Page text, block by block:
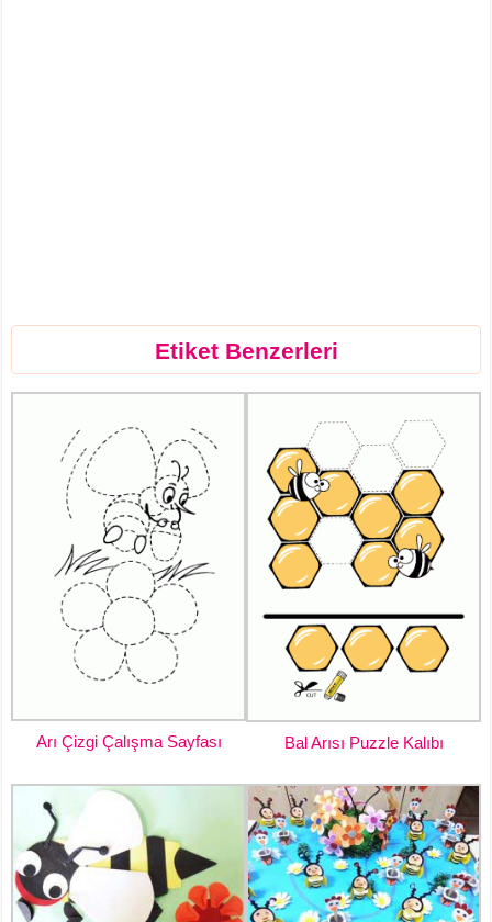
Etiket Benzerleri
Arı Çizgi Çalışma Sayfası Bal Arısı Puzzle Kalıbı